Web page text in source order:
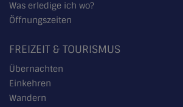
Was erledige ich wo?
Öffnungszeiten
FREIZEIT & TOURISMUS
Übernachten
Einkehren
Wandern